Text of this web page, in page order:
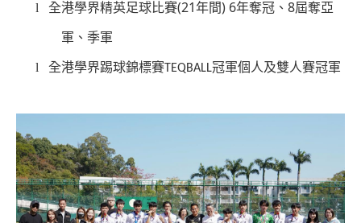
l 全港學界精英足球比賽(21年間) 6年奪冠、 8屆奪亞
軍、季軍
l 全港學界踢球錦標賽 TEQBALL冠軍個人及雙人賽冠軍